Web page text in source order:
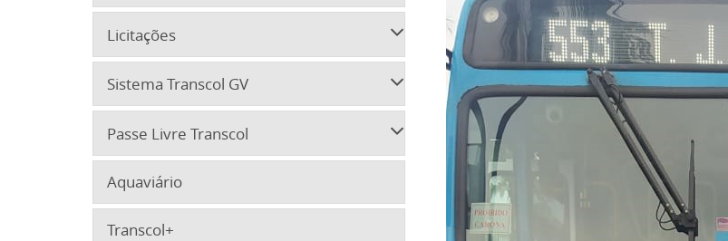
Licitações
Sistema Transcol GV
Passe Livre Transcol
Aquaviário
Transcol+